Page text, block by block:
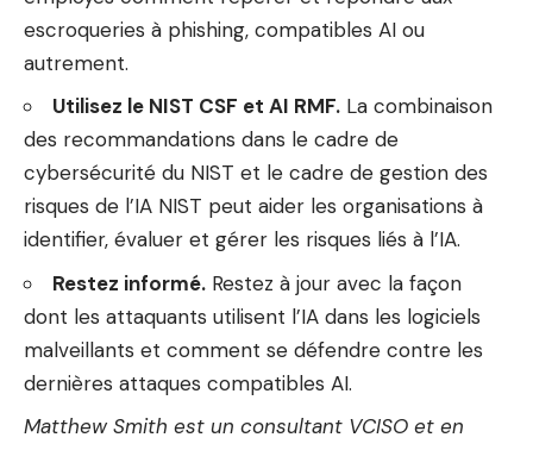
escroqueries à phishing, compatibles AI ou
autrement.
Utilisez le NIST CSF et AI RMF. La combinaison
des recommandations dans le cadre de
cybersécurité du NIST et le cadre de gestion des
risques de l’IA NIST peut aider les organisations à
identifier, évaluer et gérer les risques liés à l’IA.
Restez informé. Restez à jour avec la façon
dont les attaquants utilisent l’IA dans les logiciels
malveillants et comment se défendre contre les
dernières attaques compatibles AI.
Matthew Smith est un consultant VCISO et en